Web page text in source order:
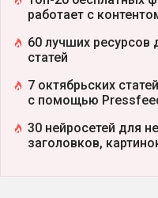
работает с
60 лучших ресурсов
статей
7 октябрьских
с помощью
30 нейросетей для
заголовков,